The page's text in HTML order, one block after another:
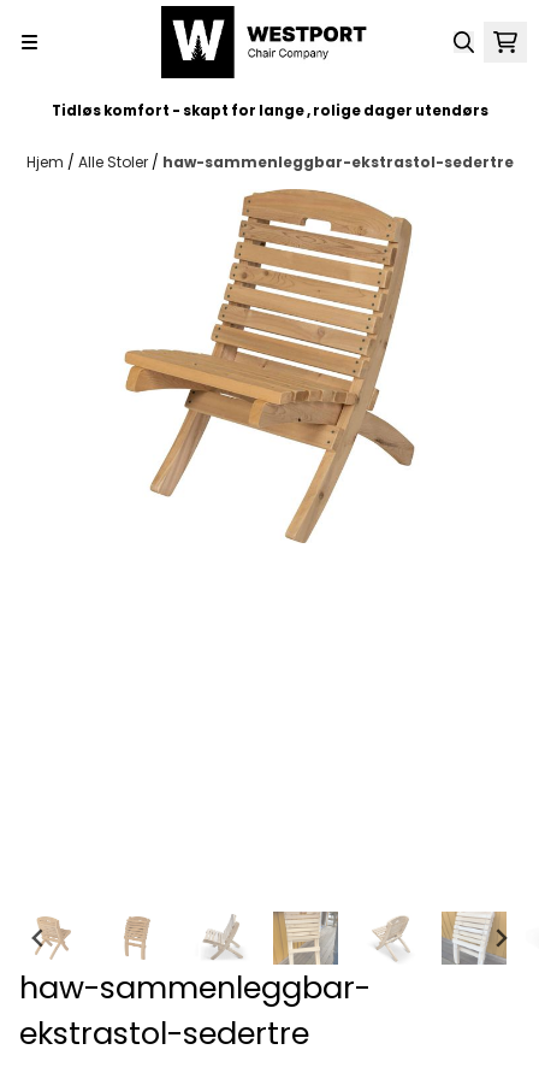
Tidløs komfort - skapt for lange , rolige dager utendørs
Hjem / Alle Stoler / haw-sammenleggbar-ekstrastol-sedertre
haw-sammenleggbar-
ekstrastol-sedertre